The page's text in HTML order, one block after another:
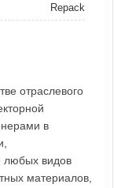
Repack
отраслевого
в
любых видов
материалов,